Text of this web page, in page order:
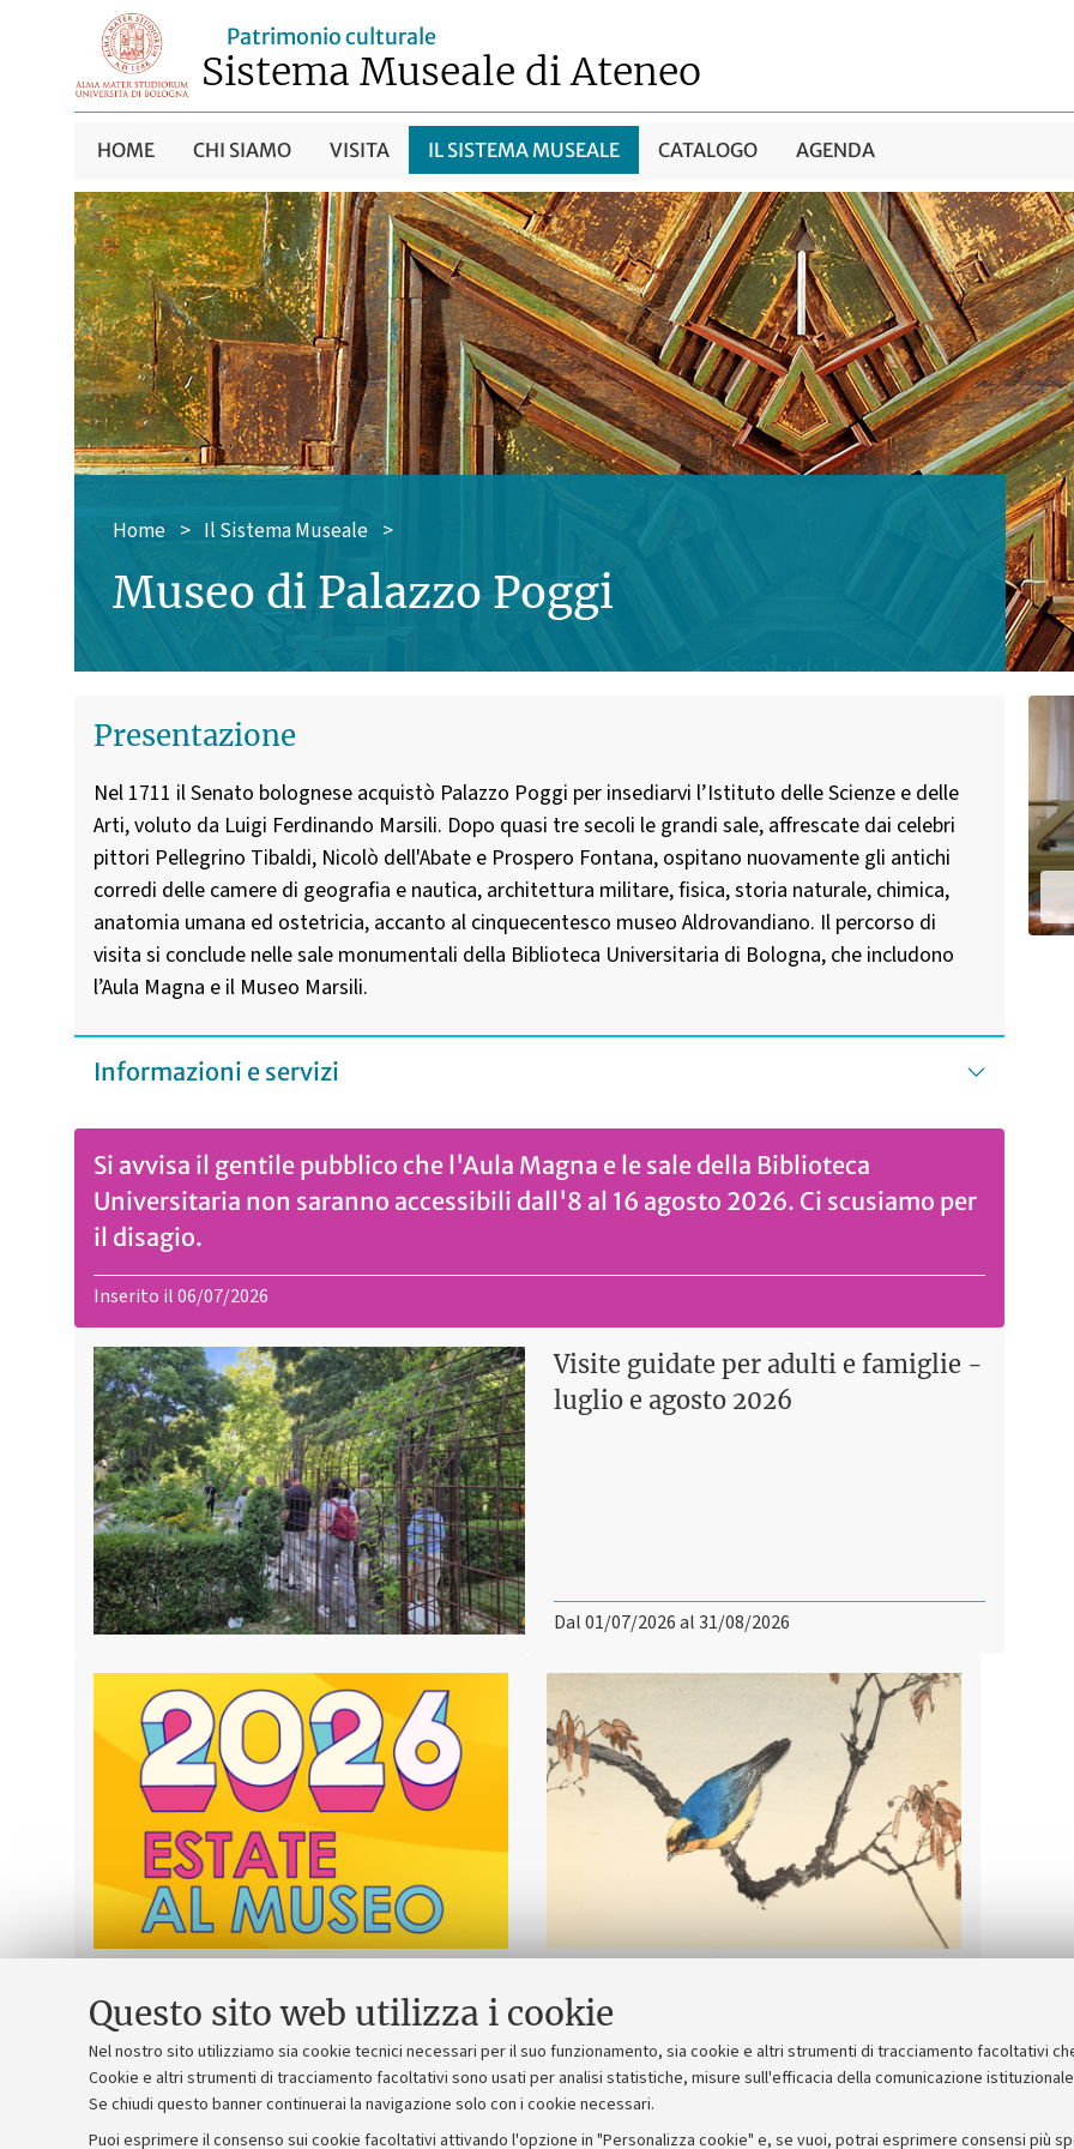
Questo sito web utilizza i cookie
Nel nostro sito utilizziamo sia cookie tecnici necessari per il suo funzionamento, sia cookie e altri strumenti di tracciamento facoltativi
Cookie e altri strumenti di tracciamento facoltativi sono usati per analisi statistiche, misure sull'efficacia della comunicazione
Se chiudi questo banner continuerai la navigazione solo con i cookie necessari.
Puoi esprimere il consenso sui cookie facoltativi attivando l'opzione in "Personalizza cookie" e, se vuoi, potrai esprimere consensi più
Patrimonio culturale
Sistema Museale di Ateneo
HOME CHI SIAMO VISITA IL SISTEMA MUSEALE CATALOGO AGENDA
Home > Il Sistema Museale >
Museo di Palazzo Poggi
Presentazione
Nel 1711 il Senato bolognese acquistò Palazzo Poggi per insediarvi l’Istituto delle Scienze e delle
Arti, voluto da Luigi Ferdinando Marsili. Dopo quasi tre secoli le grandi sale, affrescate dai celebri
pittori Pellegrino Tibaldi, Nicolò dell'Abate e Prospero Fontana, ospitano nuovamente gli antichi
corredi delle camere di geografia e nautica, architettura militare, fisica, storia naturale, chimica,
anatomia umana ed ostetricia, accanto al cinquecentesco museo Aldrovandiano. Il percorso di
visita si conclude nelle sale monumentali della Biblioteca Universitaria di Bologna, che includono
l’Aula Magna e il Museo Marsili.
Informazioni e servizi
Si avvisa il gentile pubblico che l'Aula Magna e le sale della Biblioteca
Universitaria non saranno accessibili dall'8 al 16 agosto 2026. Ci scusiamo per
il disagio.
Inserito il 06/07/2026
Visite guidate per adulti e famiglie -
luglio e agosto 2026
Dal 01/07/2026 al 31/08/2026
Dal 09/06/2026 al 10/09/2026
guidate
Dal 01/07/2026 al 18/10/2026